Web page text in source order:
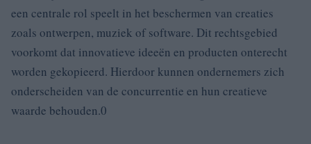
een centrale rol speelt in het beschermen van creaties
zoals ontwerpen, muziek of software. Dit rechtsgebied
voorkomt dat innovatieve ideeën en producten onterecht
worden gekopieerd. Hierdoor kunnen ondernemers zich
onderscheiden van de concurrentie en hun creatieve
waarde behouden.0